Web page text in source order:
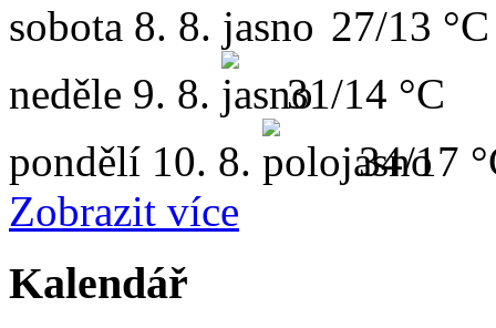
sobota 8. 8.
27/13 °C
neděle 9. 8.
31/14 °C
pondělí 10. 8.
34/17
Zobrazit více
Kalendář